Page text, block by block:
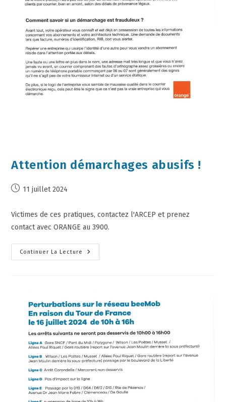
Attention démarchages abusifs !
11 juillet 2024
Victimes de ces pratiques, contactez l'ARCEP et prenez
contact avec ORANGE au 3900.
Continuer La Lecture